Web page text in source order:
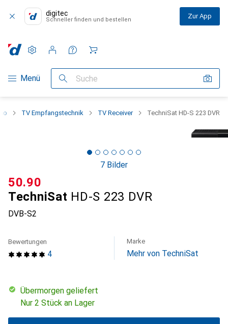
digitec
Schneller finden und bestellen Zur App
Navigation nach Kategorien
Menü Suche
Einstellungen
Kundenkonto
Vergleichslisten
Merklisten
Warenkorb
TV Empfangstechnik TV Receiver TechniSat HD-S 223 DVR
7 Bilder
TechniSat HD-S 223 DVR
DVB-S2
CHF
50.90
4
Bewertungen Marke
Mehr von TechniSat
übermorgen geliefert
Nur 2 Stück an Lager